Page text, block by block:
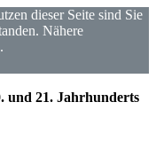
dieser Seite sind Sie
Nähere
.
und 21. Jahrhunderts